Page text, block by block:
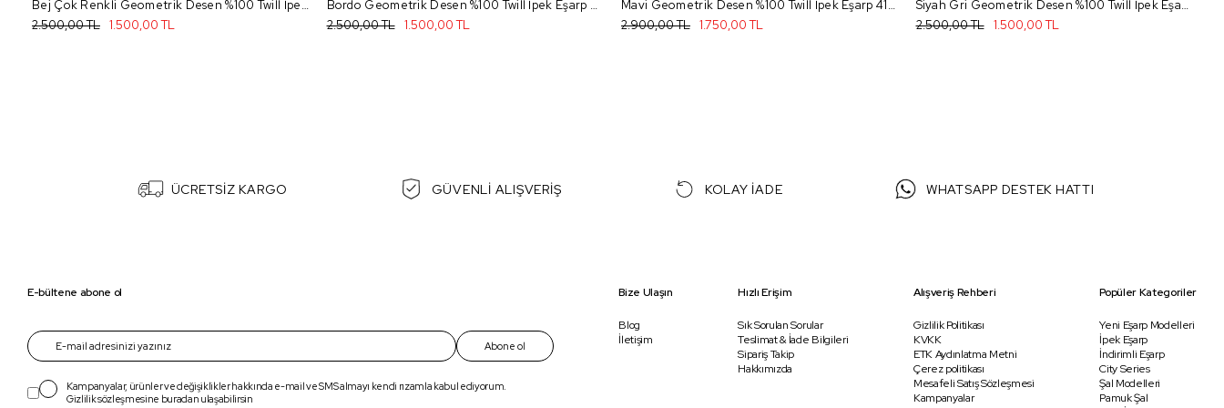
Bej Çok Renkli Geometrik Desen %100 Twill İpek Eşarp 4052 - 80
1.500,00 TL
2.500,00 TL
Bordo Geometrik Desen %100 Twill İpek Eşarp 4052 - 31
1.500,00 TL
2.500,00 TL
Mavi Geometrik Desen %100 Twill İpek Eşarp 4123 - #N/A
1.750,00 TL
2.900,00 TL
Siyah Gri Geometrik Desen %100 Twill İpek Eşarp 4052 - 05
1.500,00 TL
2.500,00 TL
ÜCRETSİZ KARGO GÜVENLİ ALIŞVERİŞ KOLAY İADE WHATSAPP DESTEK HATTI
E-bültene abone ol
Abone ol
Kampanyalar, ürünler ve değişiklikler hakkında e-mail ve SMS almayı kendi rızamla kabul ediyorum.
Gizlilik sözleşmesine buradan ulaşabilirsin
Bize Ulaşın
Blog
İletişim
Hızlı Erişim
Sık Sorulan Sorular
Teslimat & İade Bilgileri
Sipariş Takip
Hakkımızda
Alışveriş Rehberi
Gizlilik Politikası
KVKK
ETK Aydınlatma Metni
Çerez politikası
Mesafeli Satış Sözleşmesi
Kampanyalar
Popüler Kategoriler
Yeni Eşarp Modelleri
İpek Eşarp
İndirimli Eşarp
City Series
Şal Modelleri
Pamuk Şal